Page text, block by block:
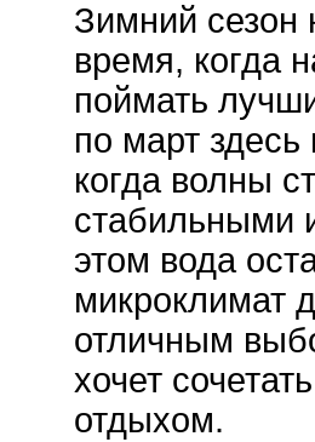
Зимний сезон
время, когда
поймать
по март здесь
когда волны
стабильными
этом вода
микроклимат
отличным
хочет
отдыхом.